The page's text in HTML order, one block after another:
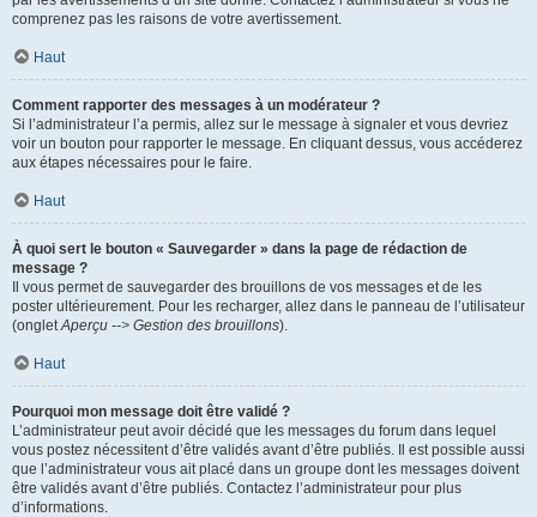
comprenez pas les raisons de votre avertissement.
Haut
Comment rapporter des messages à un modérateur ?
Si l’administrateur l’a permis, allez sur le message à signaler et vous devriez
voir un bouton pour rapporter le message. En cliquant dessus, vous accéderez
aux étapes nécessaires pour le faire.
Haut
À quoi sert le bouton « Sauvegarder » dans la page de rédaction de
message ?
Il vous permet de sauvegarder des brouillons de vos messages et de les
poster ultérieurement. Pour les recharger, allez dans le panneau de l’utilisateur
(ongletAperçu --> Gestion des brouillons).
Haut
Pourquoi mon message doit être validé ?
L’administrateur peut avoir décidé que les messages du forum dans lequel
vous postez nécessitent d’être validés avant d’être publiés. Il est possible aussi
que l’administrateur vous ait placé dans un groupe dont les messages doivent
être validés avant d’être publiés. Contactez l’administrateur pour plus
d’informations.